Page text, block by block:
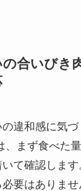
合いびき
違和感に気づ
、まず食べた
て確認しま
要はありま